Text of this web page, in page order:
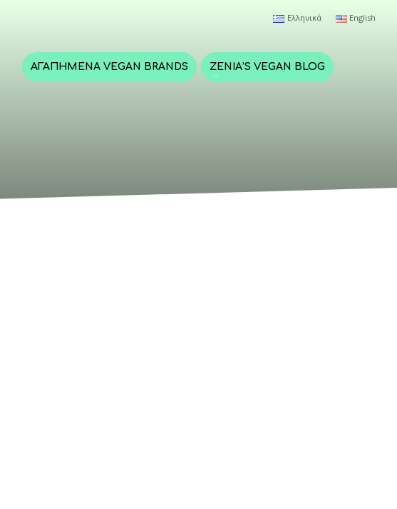
Ελληνικά English
ΑΓΑΠΗΜΈΝΑ VEGAN BRANDS ZENIA’S VEGAN BLOG